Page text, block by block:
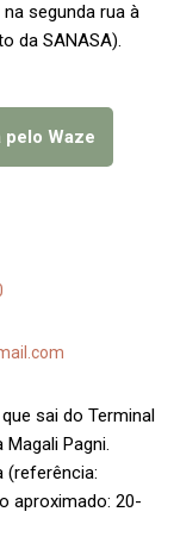
na segunda rua à
da SANASA).
pelo Waze
sai do Terminal
Pagni.
(referência:
aproximado: 20-